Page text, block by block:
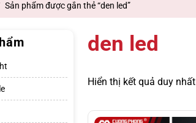
Sản phẩm được gắn thẻ “den led”
den led
Hiển thị kết quả duy nhất